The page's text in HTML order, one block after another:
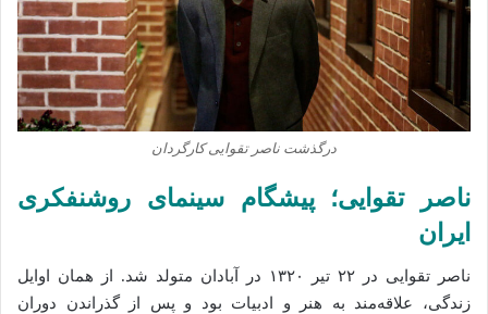
درگذشت ناصر تقوایی کارگردان
ناصر تقوایی؛ پیشگام سینمای روشنفکری
ایران
ناصر تقوایی در ۲۲ تیر ۱۳۲۰ در آبادان متولد شد. از همان اوایل
زندگی، علاقه‌مند به هنر و ادبیات بود و پس از گذراندن دوران